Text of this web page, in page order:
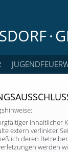
·
inhaltlicher
extern verlinkter
deren
werden